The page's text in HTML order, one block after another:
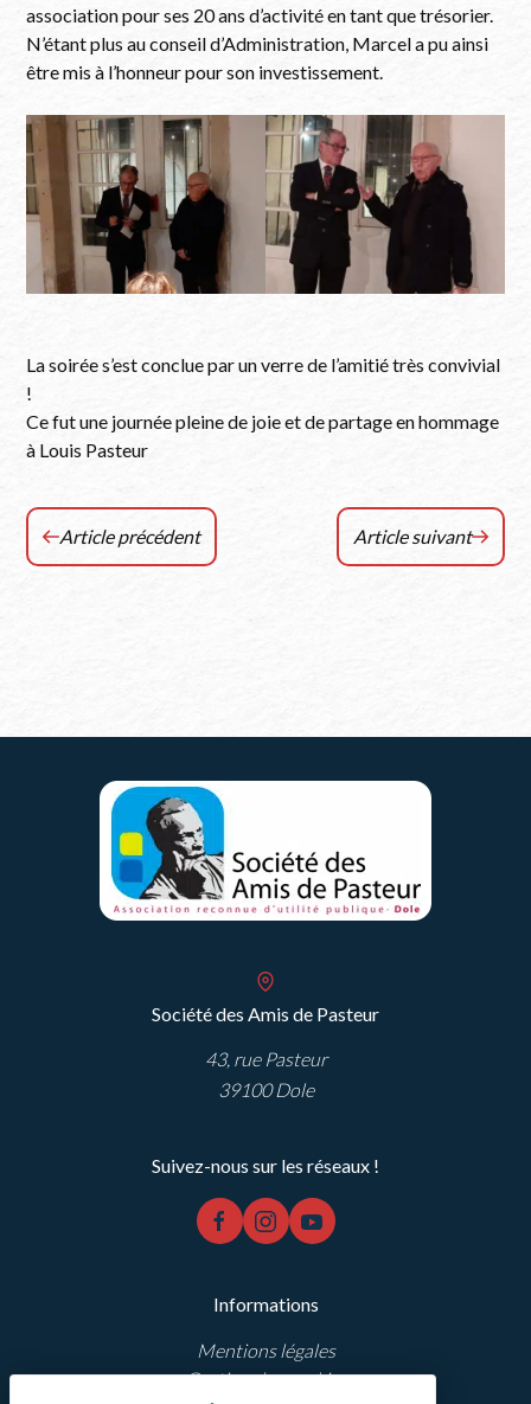
association pour ses 20 ans d’activité en tant que trésorier.
N’étant plus au conseil d’Administration, Marcel a pu ainsi
être mis à l’honneur pour son investissement.
La soirée s’est conclue par un verre de l’amitié très convivial
!
Ce fut une journée pleine de joie et de partage en hommage
à Louis Pasteur
Chronique
Article précédent
Chroniques
Article suivant
Société des Amis de Pasteur
43, rue Pasteur
39100 Dole
Suivez-nous sur les réseaux !
facebook
instagramyoutube
Informations
Mentions légales
Gestion des cookies